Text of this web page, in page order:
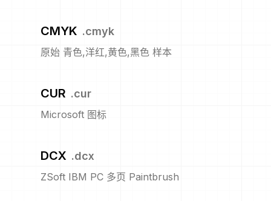
CMYK .cmyk
原始 青色,洋红,黄色,黑色 样本
CUR .cur
Microsoft 图标
DCX .dcx
ZSoft IBM PC 多页 Paintbrush